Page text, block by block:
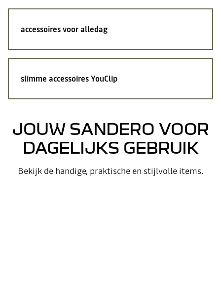
accessoires voor alledag
slimme accessoiresYouClip
JOUW SANDERO VOOR
DAGELIJKS GEBRUIK
Bekijk de handige, praktische en stijlvolle items.